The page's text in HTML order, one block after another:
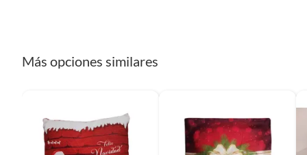
Garantía
Más opciones similares